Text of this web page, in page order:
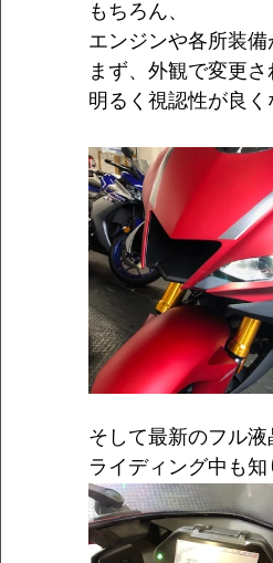
もちろん、
エンジンや各所装備
まず、外観で変更
明るく視認性が良
そして最新のフル
ライディング中も